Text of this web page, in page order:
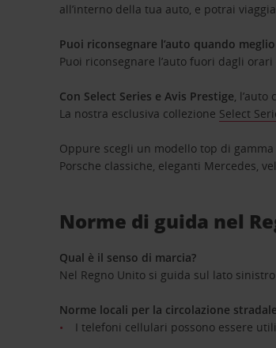
all’interno della tua auto, e potrai
Puoi riconsegnare l’auto quando
Puoi riconsegnare l’auto fuori dagli
Con Select Series e Avis Prestige, l’auto
La nostra esclusiva collezione Select
Oppure scegli un modello top di
Porsche classiche, eleganti Mercedes,
Norme di guida nel
Qual è il senso di marcia?
Nel Regno Unito si guida sul lato
Norme locali per la circolazione stradale
I telefoni cellulari possono essere